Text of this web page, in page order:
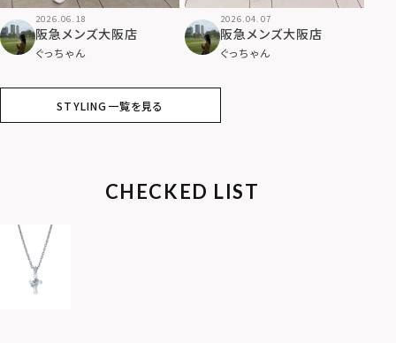
2026.06.18
阪急メンズ大阪店
ぐっちゃん
2026.04.07
阪急メンズ大阪店
ぐっちゃん
STYLING一覧を見る
CHECKED LIST